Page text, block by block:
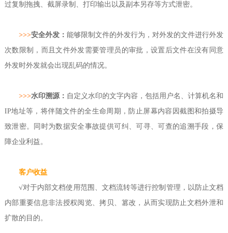
过复制拖拽、截屏录制、打印输出以及副本另存等方式泄密。
>>>安全外发： 能够限制文件的外发行为，对外发的文件进行外发
次数限制，而且文件外发需要管理员的审批，设置后文件在没有同意
外发时外发就会出现乱码的情况。
>>>水印溯源： 自定义水印的文字内容，包括用户名、计算机名和
IP地址等，将伴随文件的全生命周期，防止屏幕内容因截图和拍摄导
致泄密。同时为数据安全事故提供可纠、可寻、可查的追溯手段，保
障企业利益。
客户收益
√对于内部文档使用范围、文档流转等进行控制管理，以防止文档
内部重要信息非法授权阅览、拷贝、篡改，从而实现防止文档外泄和
扩散的目的。